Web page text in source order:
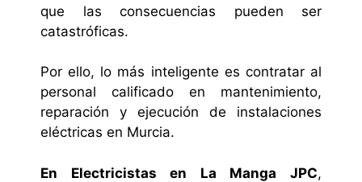
que las consecuencias pueden ser
catastróficas.
Por ello, lo más inteligente es contratar al
personal calificado en mantenimiento,
reparación y ejecución de instalaciones
eléctricas en Murcia.
En Electricistas en La Manga JPC,